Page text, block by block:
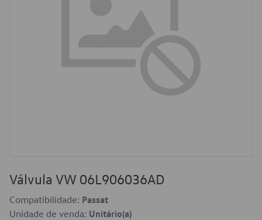
Válvula VW 06L906036AD
Compatibilidade: Passat
Unidade de venda: Unitário(a)